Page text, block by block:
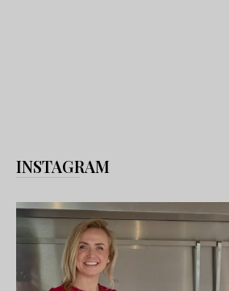
INSTAGRAM